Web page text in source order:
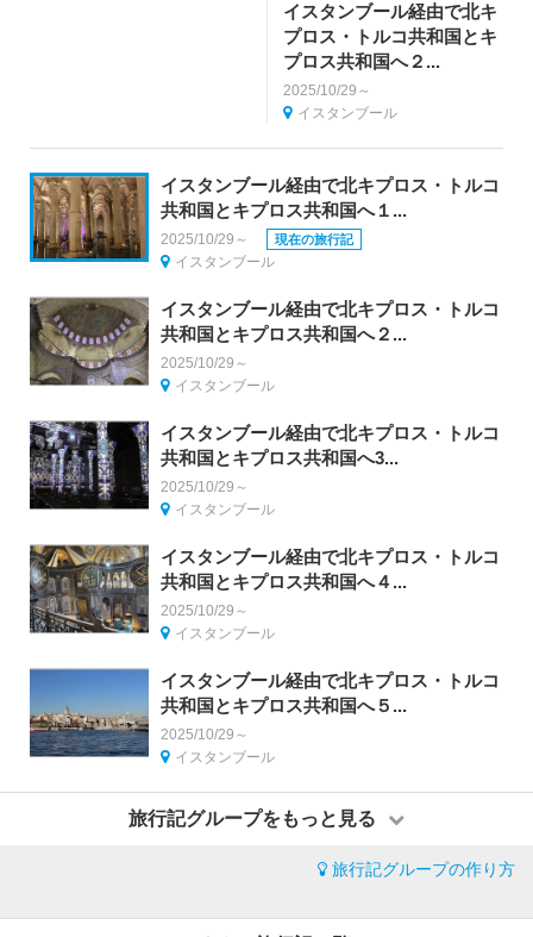
イスタンブール経由で北キ
プロス・トルコ共和国とキ
プロス共和国へ２...
2025/10/29～
イスタンブール
イスタンブール経由で北キプロス・トルコ
共和国とキプロス共和国へ１...
2025/10/29～ 現在の旅行記
イスタンブール
イスタンブール経由で北キプロス・トルコ
共和国とキプロス共和国へ２...
2025/10/29～
イスタンブール
イスタンブール経由で北キプロス・トルコ
共和国とキプロス共和国へ3...
2025/10/29～
イスタンブール
イスタンブール経由で北キプロス・トルコ
共和国とキプロス共和国へ４...
2025/10/29～
イスタンブール
イスタンブール経由で北キプロス・トルコ
共和国とキプロス共和国へ５...
2025/10/29～
イスタンブール
旅行記グループをもっと見る
旅行記グループの作り方